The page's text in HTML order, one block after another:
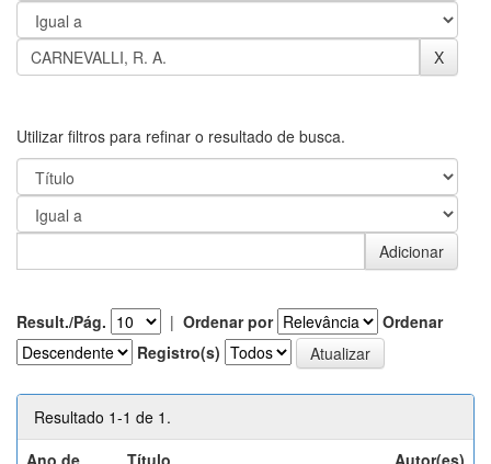
Utilizar filtros para refinar o resultado de busca.
Result./Pág. | Ordenar por
Ordenar
Registro(s)
Resultado 1-1 de 1.
Ano de
Título Autor(es)